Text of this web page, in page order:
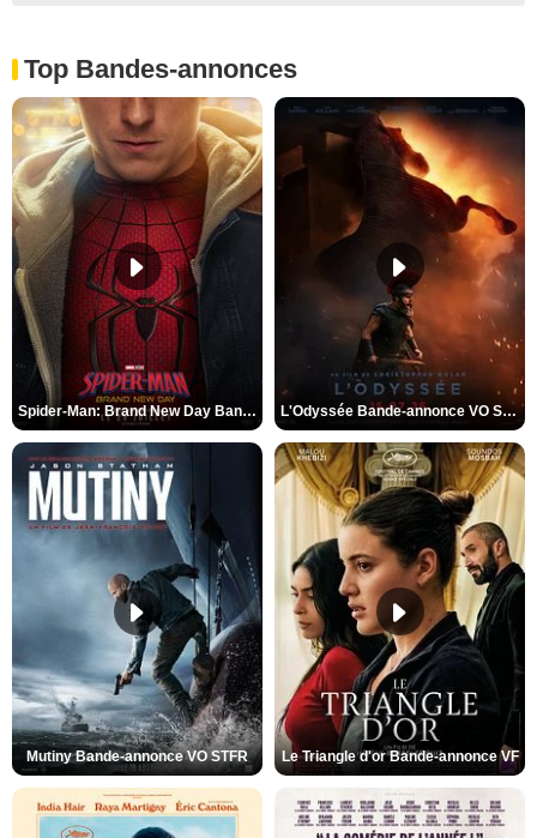
Top Bandes-annonces
Spider-Man: Brand New Day Bande-annonce VO STFR L'Odyssée Bande-annonce VO STFR
Mutiny Bande-annonce VO STFR Le Triangle d'or Bande-annonce VF